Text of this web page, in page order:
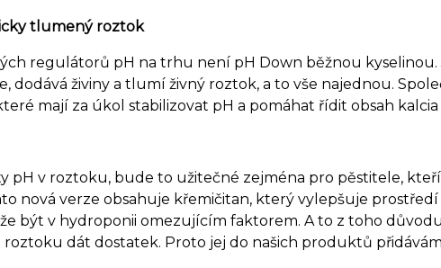
tlumený roztok
regulátorů pH na trhu není pH Down běžnou kyselinou.
dodává živiny a tlumí živný roztok, a to vše najednou.
mají za úkol stabilizovat pH a pomáhat řídit obsah
pH v roztoku, bude to užitečné zejména pro pěstitele,
nová verze obsahuje křemičitan, který vylepšuje prostředí
být v hydroponii omezujícím faktorem. A to z toho
dát dostatek. Proto jej do našich produktů